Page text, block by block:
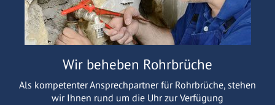
Wir beheben Rohrbrüche
Als kompetenter Ansprechpartner für Rohrbrüche, stehen
wir Ihnen rund um die Uhr zur Verfügung